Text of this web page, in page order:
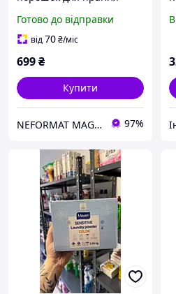
Universal (45шт.)
Німеччина
Готово до відправки
від70₴/міс
699₴
Купити
NEFORMAT MAGAZ 97%